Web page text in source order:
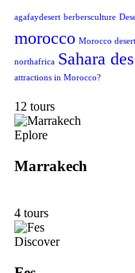
agafaydesert berbersculture
morocco Morocco desert
northafrica Sahara
attractions in Morocco?
12 tours
Eplore
Marrakech
4 tours
Discover